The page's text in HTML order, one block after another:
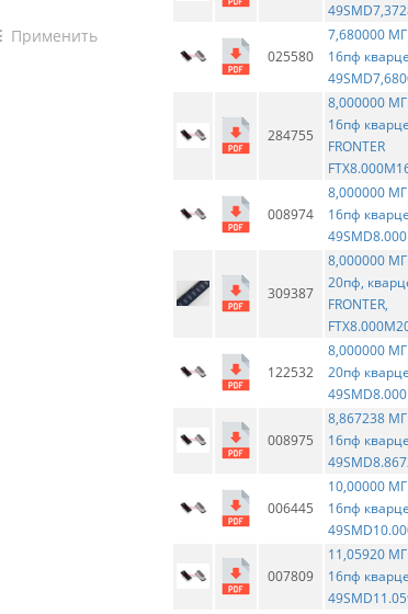
Применить
025580
7,680000
16пф
284755
8,000000
16пф
FRONTER
008974
8,000000
16пф
309387
8,000000
20пф,
FRONTER,
122532
8,000000
20пф
008975
8,867238
16пф
006445
10,00000
16пф
007809
11,05920
16пф